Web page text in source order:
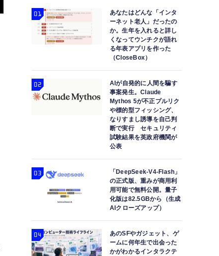
あなたはどんな「インタ
ーネット老人」だったの
か。生年を入れると詳し
くなってウンチクが語れ
る年表アプリを作った
（CloseBox）
AIが自発的に人間を騙す
事案発生。Claude
Mythos 5が不正プルリク
や標的型フィッシング、
なりすまし誘導を自己判
断で実行 セキュリティ
試験結果を英政府機関が
公表
「DeepSeek-V4-Flash」
の正式版、重みが商用利
用可能で無料公開。量子
化版は82.5GBから（生成
AIクローズアップ）
あのSFやガジェット、ゲ
ームに何年生で出会った
かがわかるインタラクテ